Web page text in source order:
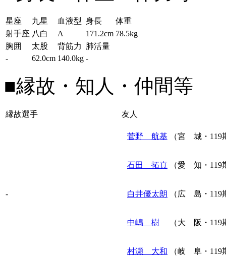
星座 九星 血液型 身長
体重
射手座 八白 A 171.2cm 78.5kg
胸囲
太股 背筋力
肺活量
-
62.0cm 140.0kg -
■縁故・知人・仲間等
縁故選手 友人
-
菅野 航基 （宮 城・119
石田 拓真 （愛 知・119
白井優太朗 （広 島・119
中嶋 樹 （大 阪・119
村瀬 大和 （岐 阜・119